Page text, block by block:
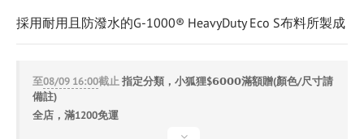
採用耐用且防潑水的G-1000® HeavyDuty Eco S布料所製成
至08/09 16:00截止指定分類，小狐狸$𝟲𝟬𝟬𝟬滿額贈(顏色/尺寸請
備註)
全店，滿1200免運